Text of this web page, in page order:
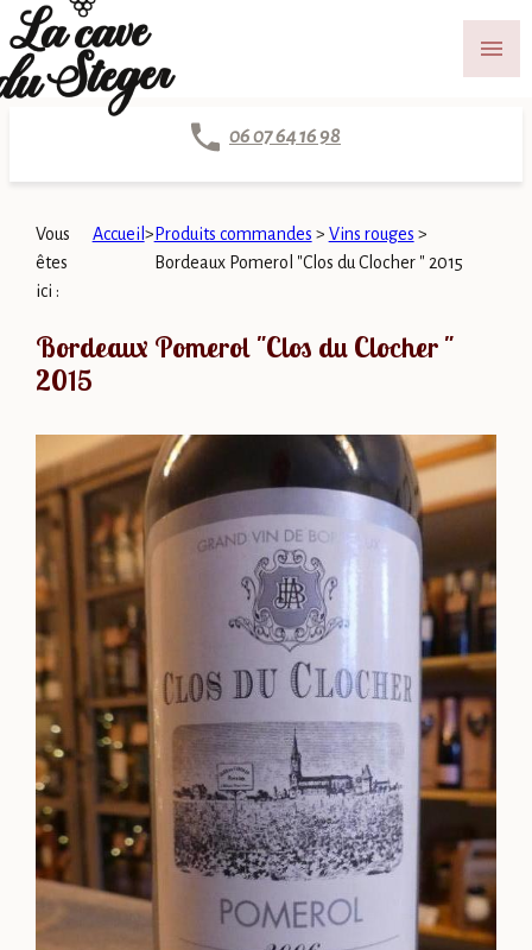
menu
06 07 64 16 98
Vous
êtes
ici :
Accueil > Produits commandes > Vins rouges >
Bordeaux Pomerol "Clos du Clocher " 2015
Bordeaux Pomerol "Clos du Clocher "
2015
Panneau de gestion des cookies